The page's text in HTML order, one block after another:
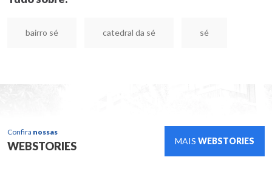
bairro sé catedral da sé sé
Confira nossas
WEBSTORIES MAIS WEBSTORIES